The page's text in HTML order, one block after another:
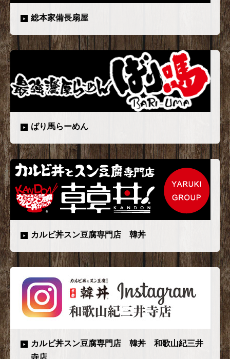
総本家備長扇屋
ばり馬らーめん
カルビ丼スン豆腐専門店 韓丼
カルビ丼スン豆腐専門店 韓丼 和歌山紀三井